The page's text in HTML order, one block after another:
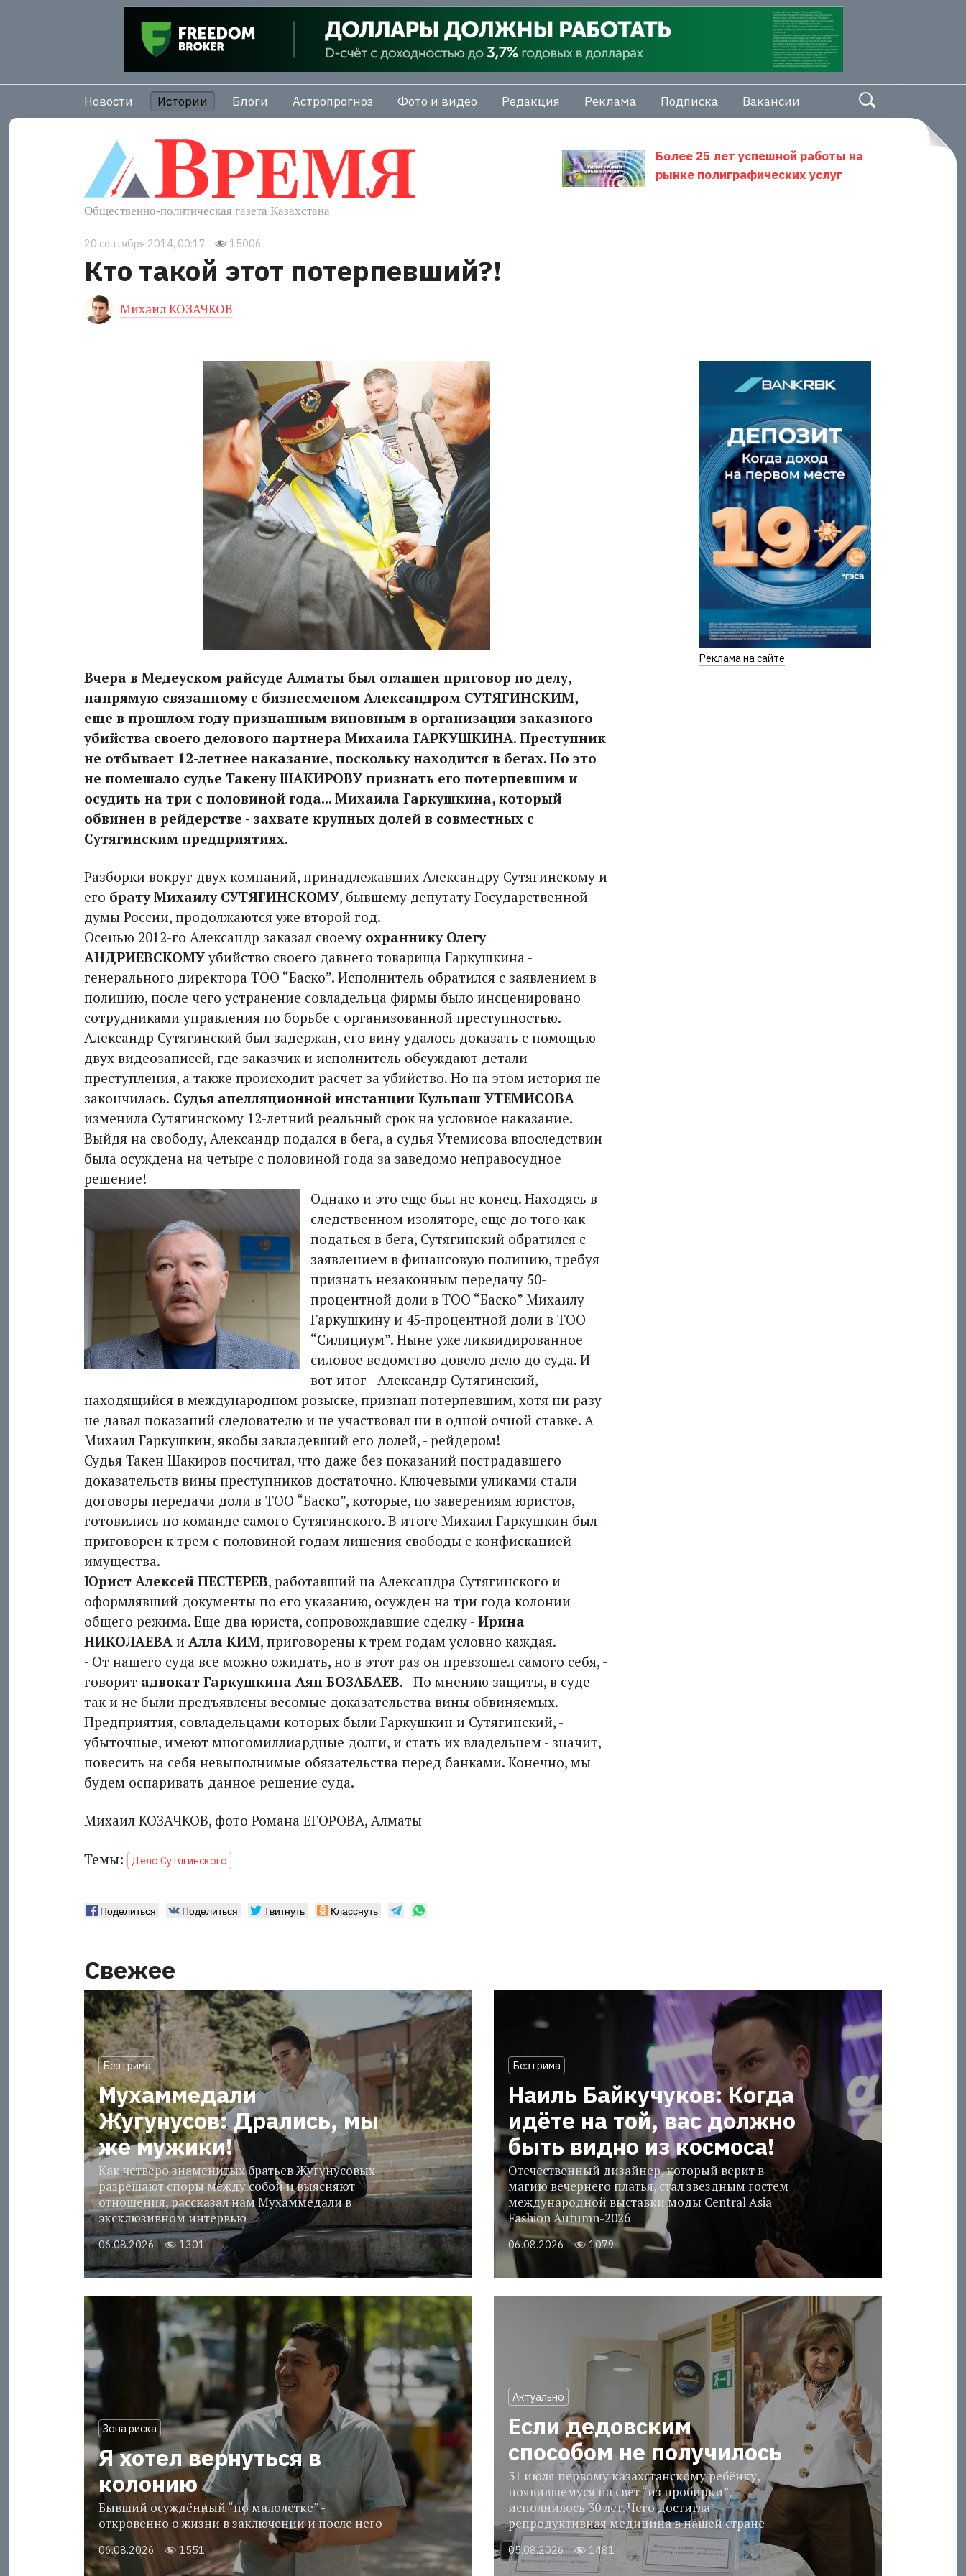
Новости Истории Блоги Астропрогноз Фото и видео Редакция Реклама Подписка Вакансии
Более 25 лет успешной работы на
рынке полиграфических услуг
20 сентября 2014, 00:17 15006
Кто такой этот потерпевший?!
Михаил КОЗАЧКОВ
Вчера в Медеуском райсуде Алматы был оглашен приговор по делу,
напрямую связанному с бизнесменом Александром СУТЯГИНСКИМ,
еще в прошлом году признанным виновным в организации заказного
убийства своего делового партнера Михаила ГАРКУШКИНА. Преступник
не отбывает 12-летнее наказание, поскольку находится в бегах. Но это
не помешало судье Такену ШАКИРОВУ признать его потерпевшим и
осудить на три с половиной года... Михаила Гаркушкина, который
обвинен в рейдерстве - захвате крупных долей в совместных с
Сутягинским предприятиях.
Разборки вокруг двух компаний, принадлежавших Александру Сутягинскому и
его брату Михаилу СУТЯГИНСКОМУ, бывшему депутату Государственной
думы России, продолжаются уже второй год.
Осенью 2012-го Александр заказал своему охраннику Олегу
АНДРИЕВСКОМУубийство своего давнего товарища Гаркушкина -
генерального директора ТОО “Баско”. Исполнитель обратился с заявлением в
полицию, после чего устранение совладельца фирмы было инсценировано
сотрудниками управления по борьбе с организованной преступностью.
Александр Сутягинский был задержан, его вину удалось доказать с помощью
двух видеозаписей, где заказчик и исполнитель обсуждают детали
преступления, а также происходит расчет за убийство. Но на этом история не
закончилась. Судья апелляционной инстанции Кульпаш УТЕМИСОВА
изменила Сутягинскому 12-летний реальный срок на условное наказание.
Выйдя на свободу, Александр подался в бега, а судья Утемисова впоследствии
была осуждена на четыре с половиной года за заведомо неправосудное
решение!
Однако и это еще был не конец. Находясь в
следственном изоляторе, еще до того как
податься в бега, Сутягинский обратился с
заявлением в финансовую полицию, требуя
признать незаконным передачу 50-
процентной доли в ТОО “Баско” Михаилу
Гаркушкину и 45-процентной доли в ТОО
“Силициум”. Ныне уже ликвидированное
силовое ведомство довело дело до суда. И
вот итог - Александр Сутягинский,
находящийся в международном розыске, признан потерпевшим, хотя ни разу
не давал показаний следователю и не участвовал ни в одной очной ставке. А
Михаил Гаркушкин, якобы завладевший его долей, - рейдером!
Судья Такен Шакиров посчитал, что даже без показаний пострадавшего
доказательств вины преступников достаточно. Ключевыми уликами стали
договоры передачи доли в ТОО “Баско”, которые, по заверениям юристов,
готовились по команде самого Сутягинского. В итоге Михаил Гаркушкин был
приговорен к трем с половиной годам лишения свободы с конфискацией
имущества.
Юрист Алексей ПЕСТЕРЕВ, работавший на Александра Сутягинского и
оформлявший документы по его указанию, осужден на три года колонии
общего режима. Еще два юриста, сопровождавшие сделку - Ирина
НИКОЛАЕВАи Алла КИМ, приговорены к трем годам условно каждая.
- От нашего суда все можно ожидать, но в этот раз он превзошел самого себя, -
говорит адвокат Гаркушкина Аян БОЗАБАЕВ. - По мнению защиты, в суде
так и не были предъявлены весомые доказательства вины обвиняемых.
Предприятия, совладельцами которых были Гаркушкин и Сутягинский, -
убыточные, имеют многомиллиардные долги, и стать их владельцем - значит,
повесить на себя невыполнимые обязательства перед банками. Конечно, мы
будем оспаривать данное решение суда.
Михаил КОЗАЧКОВ, фото Романа ЕГОРОВА, Алматы
Темы: Дело Сутягинского
Поделиться Поделиться Твитнуть Класснуть
Реклама на сайте
Свежее
Без грима
Мухаммедали
Жугунусов: Дрались, мы
же мужики!
Как четверо знаменитых братьев Жугунусовых
разрешают споры между собой и выясняют
отношения, рассказал нам Мухаммедали в
эксклюзивном интервью
06.08.2026 1301
Без грима
Наиль Байкучуков: Когда
идёте на той, вас должно
быть видно из космоса!
Отечественный дизайнер, который верит в
магию вечернего платья, стал звездным гостем
международной выставки моды Central Asia
Fashion Autumn-2026
06.08.2026 1079
Зона риска
Я хотел вернуться в
колонию
Бывший осуждённый “по малолетке” -
откровенно о жизни в заключении и после него
06.08.2026 1551
Актуально
Если дедовским
способом не получилось
31 июля первому казахстанскому ребёнку,
появившемуся на свет “из пробирки”,
исполнилось 30 лет. Чего достигла
репродуктивная медицина в нашей стране
05.08.2026 1481